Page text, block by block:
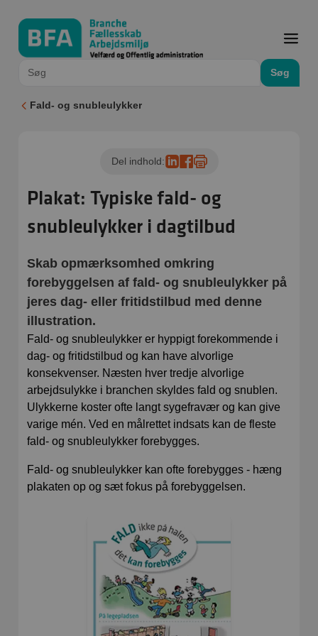
Søg
Fald- og snubleulykker
Plakat: Typiske fald- og
snubleulykker i dagtilbud
Del indhold:
Skab opmærksomhed omkring
forebyggelsen af fald- og snubleulykker på
jeres dag- eller fritidstilbud med denne
illustration.
Fald- og snubleulykker er hyppigt forekommende i
dag- og fritidstilbud og kan have alvorlige
konsekvenser. Næsten hver tredje alvorlige
arbejdsulykke i branchen skyldes fald og snublen.
Ulykkerne koster ofte langt sygefravær og kan give
varige mén. Ved en målrettet indsats kan de fleste
fald- og snubleulykker forebygges.
Fald- og snubleulykker kan ofte forebygges - hæng
plakaten op og sæt fokus på forebyggelsen.